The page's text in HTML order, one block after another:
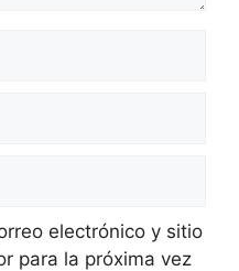
electrónico y sitio
para la próxima vez